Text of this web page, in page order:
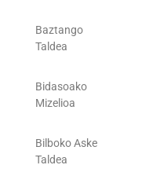
Baztango
Taldea
Bidasoako
Mizelioa
Bilboko Aske
Taldea